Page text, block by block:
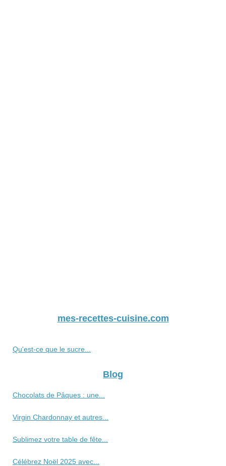
mes-recettes-cuisine.com
Qu'est-ce que le sucre...
Blog
Chocolats de Pâques : une...
Virgin Chardonnay et autres...
Sublimez votre table de fête...
Célébrez Noël 2025 avec...